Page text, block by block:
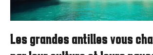
Les grandes antilles vous